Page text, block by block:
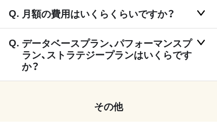
月額の費用はいくらくらいですか？
データベースプラン、パフォーマンスプ
ラン、ストラテジープランはいくらです
か？
その他